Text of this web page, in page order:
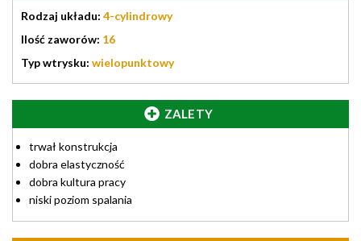
Rodzaj układu: 4-cylindrowy
Ilość zaworów: 16
Typ wtrysku: wielopunktowy
ZALETY
trwał konstrukcja
dobra elastyczność
dobra kultura pracy
niski poziom spalania